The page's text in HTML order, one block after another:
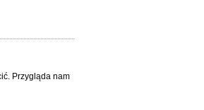
Przygląda nam